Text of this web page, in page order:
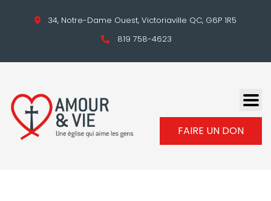
34, Notre-Dame Ouest, Victoriaville QC, G6P 1R5
819 758-4623
FAIRE UN DON